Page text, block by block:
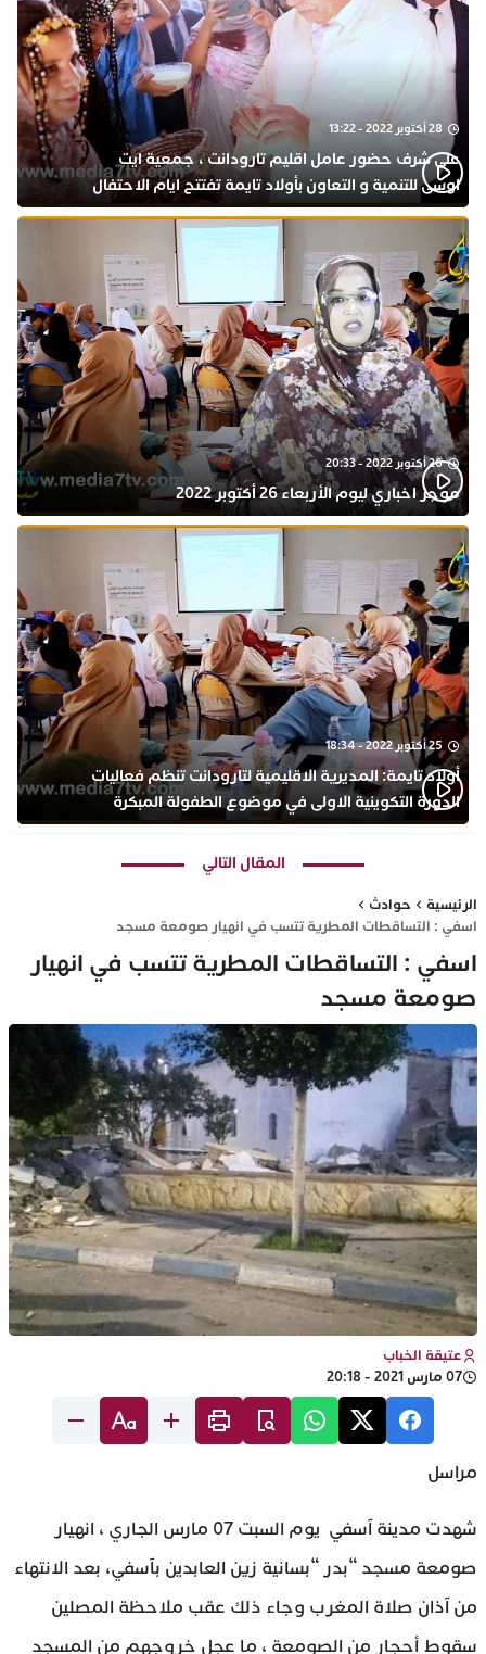
28 أكتوبر 2022 - 13:22
على شرف حضور عامل اقليم تارودانت ، جمعية ايت
اوسى للتنمية و التعاون بأولاد تايمة تفتتح ايام الاحتفال
بذكرى المولد النبوي
26 أكتوبر 2022 - 20:33
موجز اخباري ليوم الأربعاء 26 أكتوبر 2022
25 أكتوبر 2022 - 18:34
أولاد تايمة: المديرية الاقليمية لتارودانت تنظم فعاليات
الدورة التكوينية الاولى في موضوع الطفولة المبكرة
بمركز التكوين ثانوية الحسن الثاني التأهيلية
المقال التالي
الرئيسية
حوادث
اسفي : التساقطات المطرية تتسب في انهيار صومعة مسجد
اسفي : التساقطات المطرية تتسب في انهيار
صومعة مسجد
عتيقة الخباب
07 مارس 2021 - 20:18
مراسل
شهدت مدينة آسفي يوم السبت 07 مارس الجاري ، انهيار
صومعة مسجد “بدر “بسانية زين العابدين بآسفي، بعد الانتهاء
من آذان صلاة المغرب وجاء ذلك عقب ملاحظة المصلين
سقوط أحجار من الصومعة ، ما عجل خروجهم من المسجد